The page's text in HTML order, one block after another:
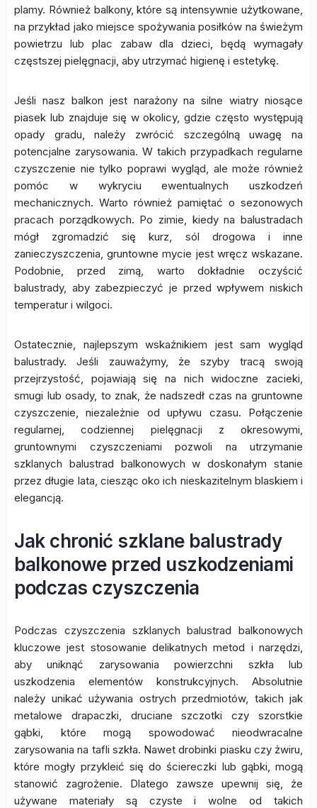
plamy. Również balkony, które są intensywnie użytkowane,
na przykład jako miejsce spożywania posiłków na świeżym
powietrzu lub plac zabaw dla dzieci, będą wymagały
częstszej pielęgnacji, aby utrzymać higienę i estetykę.
Jeśli nasz balkon jest narażony na silne wiatry niosące
piasek lub znajduje się w okolicy, gdzie często występują
opady gradu, należy zwrócić szczególną uwagę na
potencjalne zarysowania. W takich przypadkach regularne
czyszczenie nie tylko poprawi wygląd, ale może również
pomóc w wykryciu ewentualnych uszkodzeń
mechanicznych. Warto również pamiętać o sezonowych
pracach porządkowych. Po zimie, kiedy na balustradach
mógł zgromadzić się kurz, sól drogowa i inne
zanieczyszczenia, gruntowne mycie jest wręcz wskazane.
Podobnie, przed zimą, warto dokładnie oczyścić
balustrady, aby zabezpieczyć je przed wpływem niskich
temperatur i wilgoci.
Ostatecznie, najlepszym wskaźnikiem jest sam wygląd
balustrady. Jeśli zauważymy, że szyby tracą swoją
przejrzystość, pojawiają się na nich widoczne zacieki,
smugi lub osady, to znak, że nadszedł czas na gruntowne
czyszczenie, niezależnie od upływu czasu. Połączenie
regularnej, codziennej pielęgnacji z okresowymi,
gruntownymi czyszczeniami pozwoli na utrzymanie
szklanych balustrad balkonowych w doskonałym stanie
przez długie lata, ciesząc oko ich nieskazitelnym blaskiem i
elegancją.
Jak chronić szklane balustrady
balkonowe przed uszkodzeniami
podczas czyszczenia
Podczas czyszczenia szklanych balustrad balkonowych
kluczowe jest stosowanie delikatnych metod i narzędzi,
aby uniknąć zarysowania powierzchni szkła lub
uszkodzenia elementów konstrukcyjnych. Absolutnie
należy unikać używania ostrych przedmiotów, takich jak
metalowe drapaczki, druciane szczotki czy szorstkie
gąbki, które mogą spowodować nieodwracalne
zarysowania na tafli szkła. Nawet drobinki piasku czy żwiru,
które mogły przykleić się do ściereczki lub gąbki, mogą
stanowić zagrożenie. Dlatego zawsze upewnij się, że
używane materiały są czyste i wolne od takich